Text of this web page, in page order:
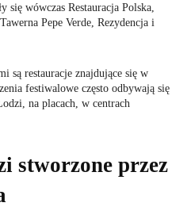
się wówczas Restauracja Polska,
Pepe Verde, Rezydencja i
są restauracje znajdujące się w
festiwalowe często odbywają się
na placach, w centrach
stworzone przez